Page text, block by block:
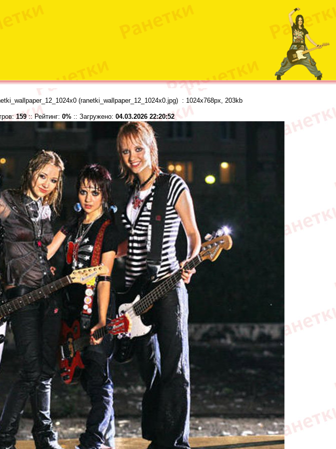
(ranetki_wallpaper_12_1024x0.jpg) : 1024x768px, 203kb
159:: Рейтинг: 0% :: Загружено: 04.03.2026 22:20:52